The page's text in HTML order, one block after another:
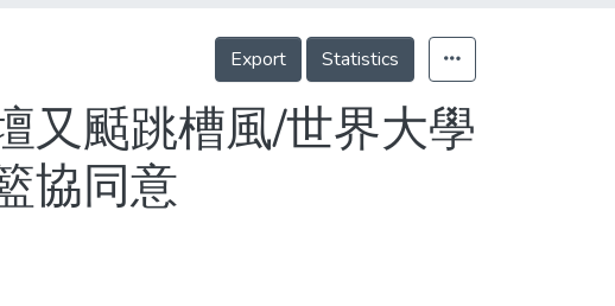
Export Statistics
又颳跳槽風/世界大學
協同意